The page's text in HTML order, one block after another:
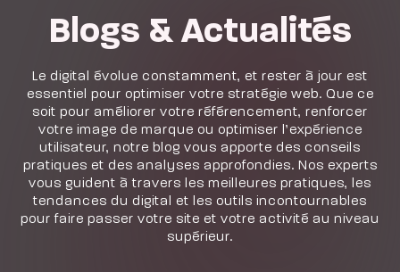
Blogs & Actualités
Le digital évolue constamment, et rester à jour est
essentiel pour optimiser votre stratégie web. Que ce
soit pour améliorer votre référencement, renforcer
votre image de marque ou optimiser l’expérience
utilisateur, notre blog vous apporte des conseils
pratiques et des analyses approfondies. Nos experts
vous guident à travers les meilleures pratiques, les
tendances du digital et les outils incontournables
pour faire passer votre site et votre activité au niveau
supérieur.